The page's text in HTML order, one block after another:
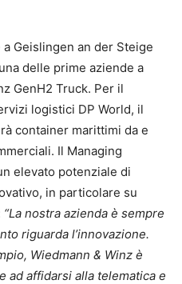
Geislingen an der Steige
delle prime aziende a
GenH2 Truck. Per il
logistici DP World, il
container marittimi da e
Il Managing
elevato potenziale di
in particolare su
“La nostra azienda è sempre
riguarda l’innovazione.
Wiedmann & Winz è
ad affidarsi alla telematica e